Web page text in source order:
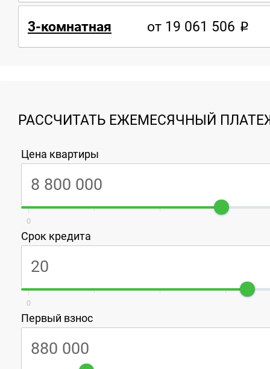
3-комнатная от 19 061 506
РАССЧИТАТЬ ЕЖЕМЕСЯЧНЫЙ
Цена квартиры
0
Срок кредита
0
Первый взнос